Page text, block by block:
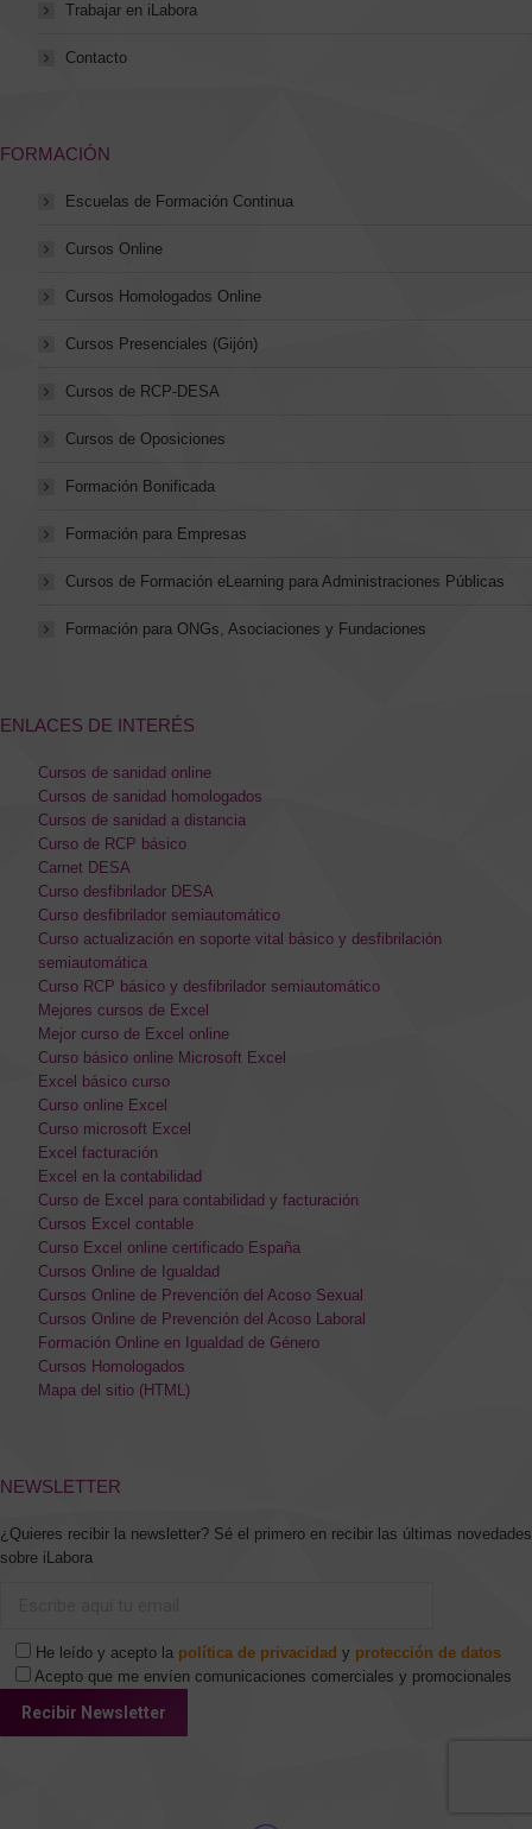
Trabajar en iLabora
Contacto
FORMACIÓN
Escuelas de Formación Continua
Cursos Online
Cursos Homologados Online
Cursos Presenciales (Gijón)
Cursos de RCP-DESA
Cursos de Oposiciones
Formación Bonificada
Formación para Empresas
Cursos de Formación eLearning para Administraciones Públicas
Formación para ONGs, Asociaciones y Fundaciones
ENLACES DE INTERÉS
Cursos de sanidad online
Cursos de sanidad homologados
Cursos de sanidad a distancia
Curso de RCP básico
Carnet DESA
Curso desfibrilador DESA
Curso desfibrilador semiautomático
Curso actualización en soporte vital básico y desfibrilación
semiautomática
Curso RCP básico y desfibrilador semiautomático
Mejores cursos de Excel
Mejor curso de Excel online
Curso básico online Microsoft Excel
Excel básico curso
Curso online Excel
Curso microsoft Excel
Excel facturación
Excel en la contabilidad
Curso de Excel para contabilidad y facturación
Cursos Excel contable
Curso Excel online certificado España
Cursos Online de Igualdad
Cursos Online de Prevención del Acoso Sexual
Cursos Online de Prevención del Acoso Laboral
Formación Online en Igualdad de Género
Cursos Homologados
Mapa del sitio (HTML)
NEWSLETTER
¿Quieres recibir la newsletter? Sé el primero en recibir las últimas novedades
sobre iLabora
He leído y acepto la política de privacidad y protección de datos
Acepto que me envíen comunicaciones comerciales y promocionales